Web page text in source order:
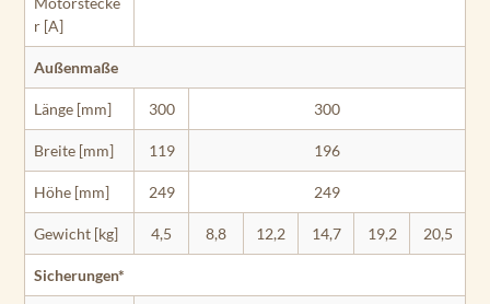
r [A]
Außenmaße
Länge [mm] 300 300
Breite [mm] 119 196
Höhe [mm] 249 249
Gewicht [kg] 4,5 8,8 12,2 14,7 19,2 20,5
Sicherungen*